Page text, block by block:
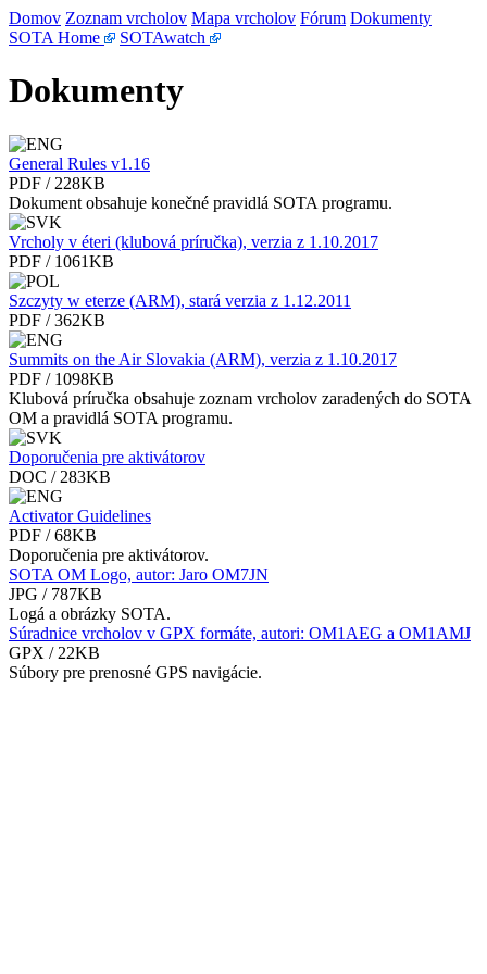
Domov Zoznam vrcholov Mapa vrcholov Fórum Dokumenty
SOTA Home
SOTAwatch
Dokumenty
General Rules v1.16
PDF / 228KB
Dokument obsahuje konečné pravidlá SOTA programu.
Vrcholy v éteri (klubová príručka), verzia z 1.10.2017
PDF / 1061KB
Szczyty w eterze (ARM), stará verzia z 1.12.2011
PDF / 362KB
Summits on the Air Slovakia (ARM), verzia z 1.10.2017
PDF / 1098KB
Klubová príručka obsahuje zoznam vrcholov zaradených do SOTA
OM a pravidlá SOTA programu.
Doporučenia pre aktivátorov
DOC / 283KB
Activator Guidelines
PDF / 68KB
Doporučenia pre aktivátorov.
SOTA OM Logo, autor: Jaro OM7JN
JPG / 787KB
Logá a obrázky SOTA.
Súradnice vrcholov v GPX formáte, autori: OM1AEG a OM1AMJ
GPX / 22KB
Súbory pre prenosné GPS navigácie.